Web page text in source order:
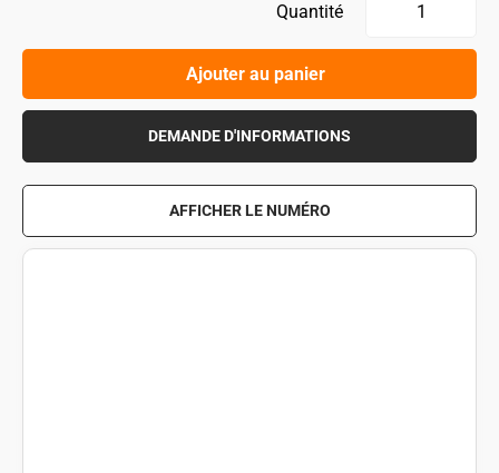
Quantité
Ajouter au panier
DEMANDE D'INFORMATIONS
AFFICHER LE NUMÉRO